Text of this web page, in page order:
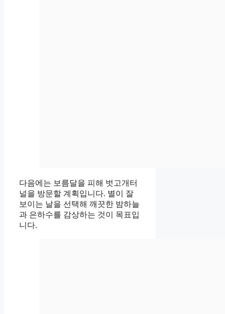
다음에는 보름달을 피해 벗고개터
널을 방문할 계획입니다. 별이 잘
보이는 날을 선택해 깨끗한 밤하늘
과 은하수를 감상하는 것이 목표입
니다.